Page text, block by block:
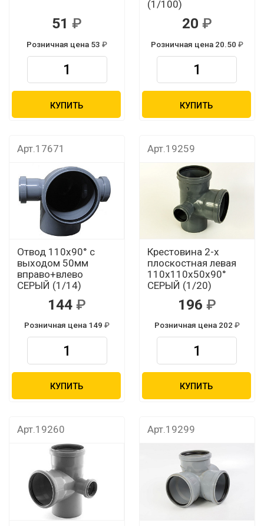
51
Розничная цена 53
КУПИТЬ
(1/100)
20
Розничная цена 20.50
КУПИТЬ
Арт.17671
Отвод 110х90° с
выходом 50мм
вправо+влево
СЕРЫЙ (1/14)
144
Розничная цена 149
КУПИТЬ
Арт.19259
Крестовина 2-х
плоскостная левая
110х110х50х90°
СЕРЫЙ (1/20)
196
Розничная цена 202
КУПИТЬ
Арт.19260 Арт.19299